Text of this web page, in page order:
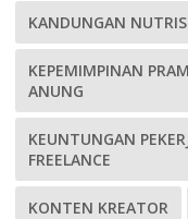
KANDUNGAN
KEPEMIMPINAN
ANUNG
KEUNTUNGAN
FREELANCE
KONTEN KREATOR